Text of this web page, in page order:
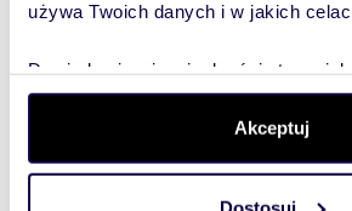
używa Twoich danych i w jakich
Dowiedz się więcej odnośnie tego, jak
dane są przetwarzane oraz ustaw
. W Deklaracji
zmienić lub wycofać swoją zgodę w
Akceptuj
Numer oferty: A-D896603